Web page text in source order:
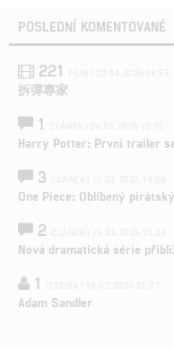
POSLEDNÍ KOMENTOVANÉ
221
拆彈專家
1
Harry Potter: První trailer
3
One Piece: Oblíbený
2
Nová dramatická série
1
Adam Sandler